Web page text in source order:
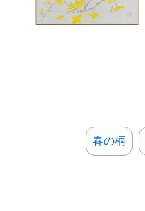
春の柄